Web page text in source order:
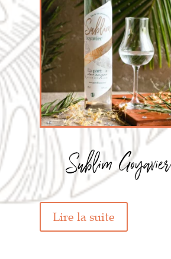
Sublim Goyavier
Lire la suite